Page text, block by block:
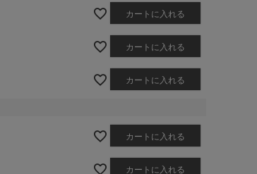
カートに入れる
カートに入れる
カートに入れる
カートに入れる
カートに入れる